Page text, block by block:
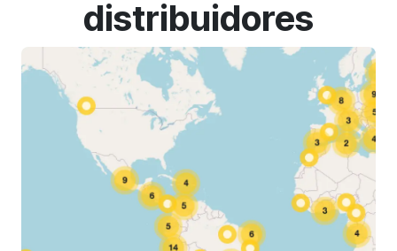
distribuidores